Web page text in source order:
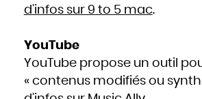
d’infos sur 9 to 5 mac.
YouTube
YouTube propose un outil
« contenus modifiés ou